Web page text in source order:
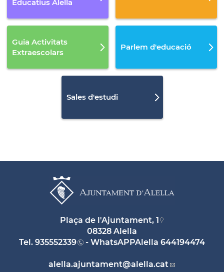
Educatius Alella
Guia Activitats
Extraescolars
Parlem d'educació
Sales d'estudi
Plaça de l'Ajuntament, 1
08328 Alella
Tel. 935552339 - WhatsAPPAlella 644194474
alella.ajuntament@alella.cat